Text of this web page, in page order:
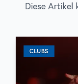
Diese Artikel
CLUBS